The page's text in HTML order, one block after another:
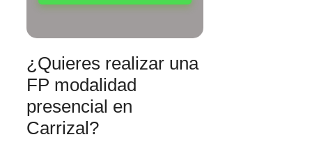
¿Quieres realizar una
FP modalidad
presencial en
Carrizal?